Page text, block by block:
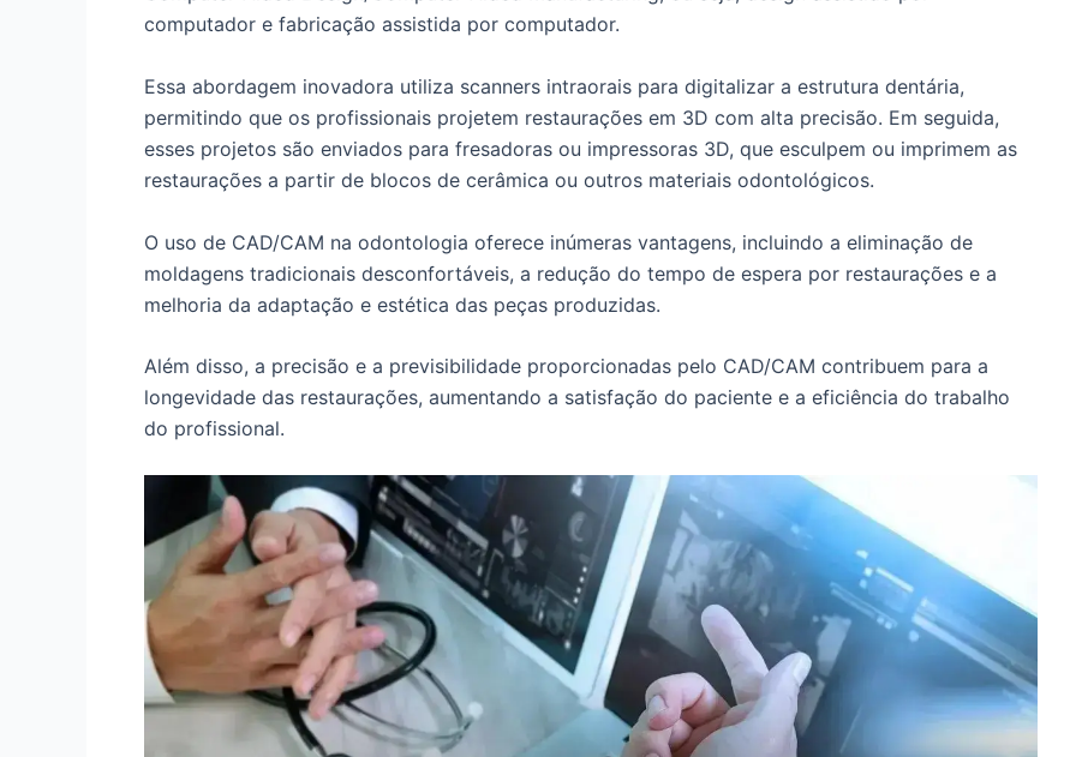
computador e fabricação assistida por computador.
Essa abordagem inovadora utiliza scanners intraorais para digitalizar a estrutura dentária,
permitindo que os profissionais projetem restaurações em 3D com alta precisão. Em seguida,
esses projetos são enviados para fresadoras ou impressoras 3D, que esculpem ou imprimem as
restaurações a partir de blocos de cerâmica ou outros materiais odontológicos.
O uso de CAD/CAM na odontologia oferece inúmeras vantagens, incluindo a eliminação de
moldagens tradicionais desconfortáveis, a redução do tempo de espera por restaurações e a
melhoria da adaptação e estética das peças produzidas.
Além disso, a precisão e a previsibilidade proporcionadas pelo CAD/CAM contribuem para a
longevidade das restaurações, aumentando a satisfação do paciente e a eficiência do trabalho
do profissional.